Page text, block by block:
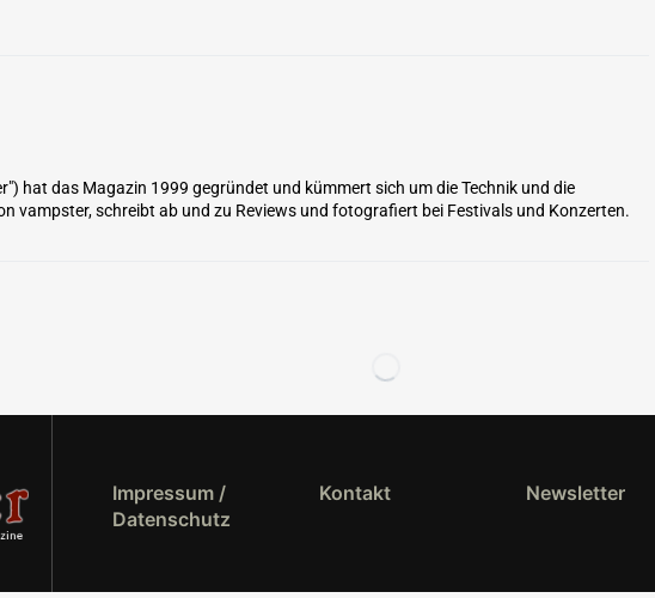
hat das Magazin 1999 gegründet und kümmert sich um die Technik und die
vampster, schreibt ab und zu Reviews und fotografiert bei Festivals und Konzerten.
Impressum /
Datenschutz
Kontakt Newsletter